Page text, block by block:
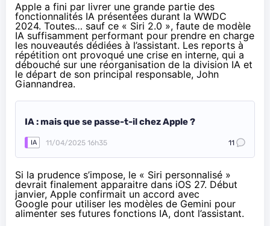
Apple a fini par livrer une grande partie des
fonctionnalités IA présentées durant la WWDC
2024. Toutes… sauf ce « Siri 2.0 », faute de modèle
IA suffisamment performant pour prendre en charge
les nouveautés dédiées à l’assistant. Les reports à
répétition ont provoqué une crise en interne, qui a
débouché sur une réorganisation de la division IA et
le départ de son principal responsable, John
Giannandrea.
IA : mais que se passe-t-il chez Apple ?
IA 11/04/2025 16h35 11
Si la prudence s’impose, le « Siri personnalisé »
devrait finalement apparaitre dans iOS 27. Début
janvier, Apple confirmait un accord avec
Google pour utiliser les modèles de Gemini pour
alimenter ses futures fonctions IA, dont l’assistant.